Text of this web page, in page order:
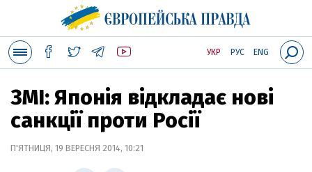
УКР РУС ENG
ЗМІ: Японія відкладає нові
санкції проти Росії
П'ЯТНИЦЯ, 19 ВЕРЕСНЯ 2014, 10:21